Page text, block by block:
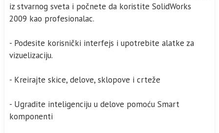
iz stvarnog sveta i počnete da koristite SolidWorks
2009 kao profesionalac.
- Podesite korisnički interfejs i upotrebite alatke za
vizuelizaciju.
- Kreirajte skice, delove, sklopove i crteže
- Ugradite inteligenciju u delove pomoću Smart
komponenti